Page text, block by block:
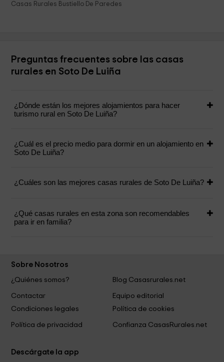
Casas Rurales Bustiello De Paredes
Preguntas frecuentes sobre las casas
rurales en Soto De Luiña
¿Dónde están los mejores alojamientos para hacer
turismo rural en Soto De Luiña?
¿Cuál es el precio medio para dormir en un alojamiento en
Soto De Luiña?
¿Cuáles son las mejores casas rurales de Soto De Luiña?
¿Qué casas rurales en esta zona son recomendables
para ir en familia?
Sobre Nosotros
¿Quiénes somos?
Blog Casasrurales.net
Contactar
Equipo editorial
Condiciones legales
Política de cookies
Política de privacidad Confianza CasasRurales.net
Descárgate la app